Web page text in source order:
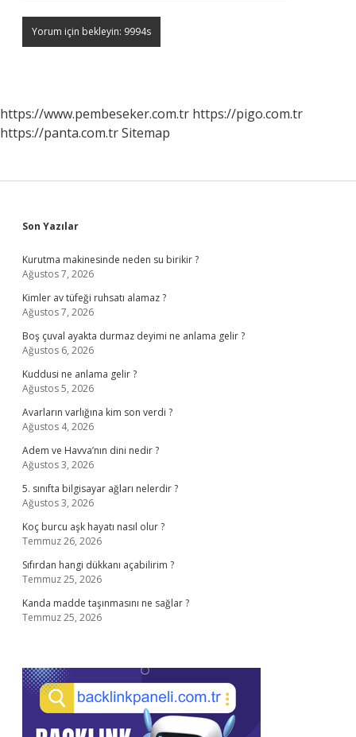
https://www.pembeseker.com.tr https://pigo.com.tr
https://panta.com.trSitemap
Sidebar
Son Yazılar
Kurutma makinesinde neden su birikir ?
Ağustos 7, 2026
Kimler av tüfeği ruhsatı alamaz ?
Ağustos 7, 2026
Boş çuval ayakta durmaz deyimi ne anlama gelir ?
Ağustos 6, 2026
Kuddusi ne anlama gelir ?
Ağustos 5, 2026
Avarların varlığına kim son verdi ?
Ağustos 4, 2026
Adem ve Havva’nın dini nedir ?
Ağustos 3, 2026
5. sınıfta bilgisayar ağları nelerdir ?
Ağustos 3, 2026
Koç burcu aşk hayatı nasıl olur ?
Temmuz 26, 2026
Sıfırdan hangi dükkanı açabilirim ?
Temmuz 25, 2026
Kanda madde taşınmasını ne sağlar ?
Temmuz 25, 2026